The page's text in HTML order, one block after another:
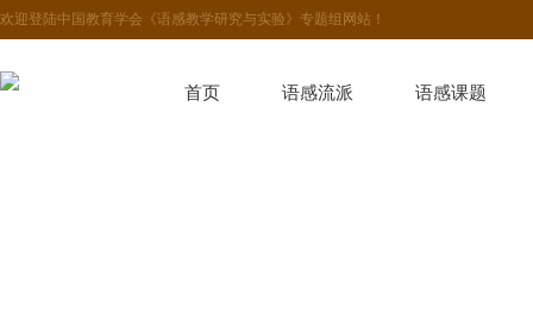
欢迎登陆中国教育学会《语感教学研究与实验》专题组网站！
首页 语感流派 语感课题